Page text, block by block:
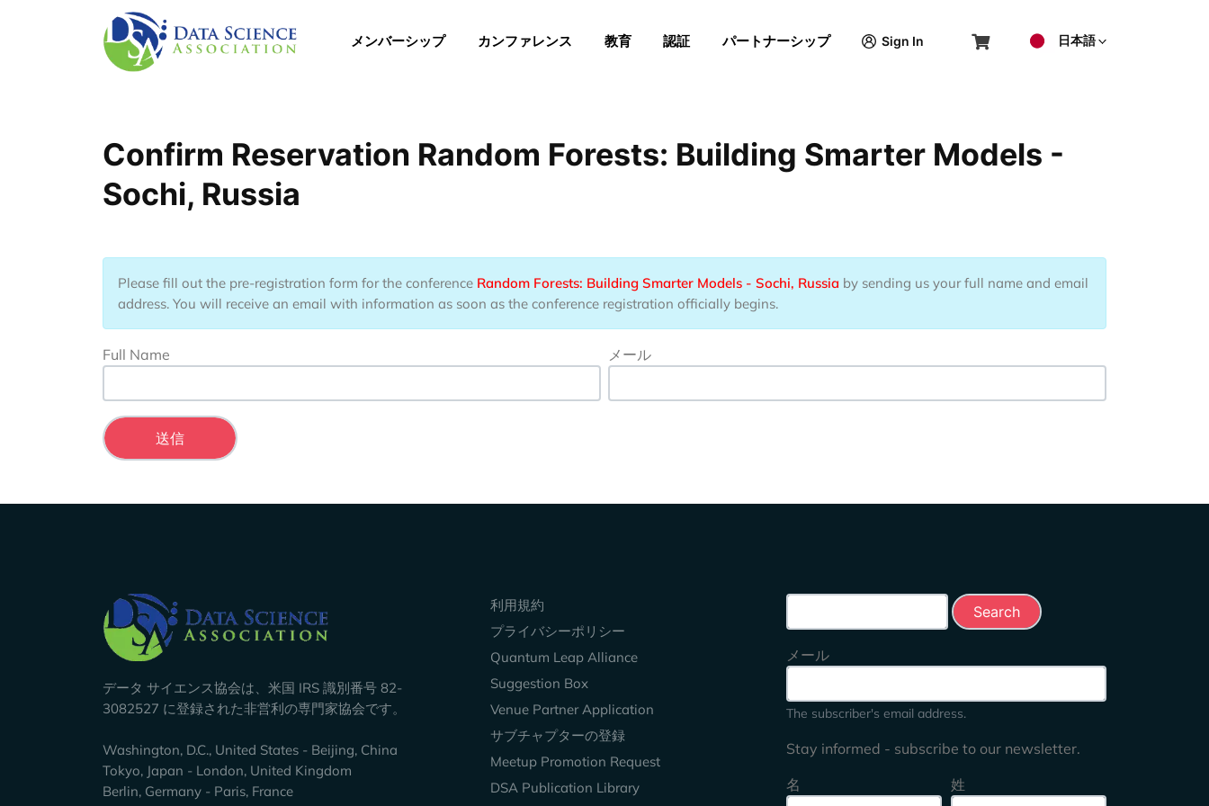
メインコンテンツに移動
メンバーシップ カンファレンス 教育 認証 パートナーシップ Sign In 日本語
Confirm Reservation Random Forests: Building Smarter Models -
Sochi, Russia
Please fill out the pre-registration form for the conference Random Forests: Building Smarter Models - Sochi, Russia by sending us your full name and email
address. You will receive an email with information as soon as the conference registration officially begins.
Full Name メール
Company Info
データ サイエンス協会は、米国 IRS 識別番号 82-
3082527 に登録された非営利の専門家協会です。
Washington, D.C., United States - Beijing, China
Tokyo, Japan - London, United Kingdom
Berlin, Germany - Paris, France
Keep Exploring
利用規約
プライバシーポリシー
Quantum Leap Alliance
Suggestion Box
Venue Partner Application
サブチャプターの登録
Meetup Promotion Request
DSA Publication Library
メール
The subscriber's email address.
Stay informed - subscribe to our newsletter.
名
姓